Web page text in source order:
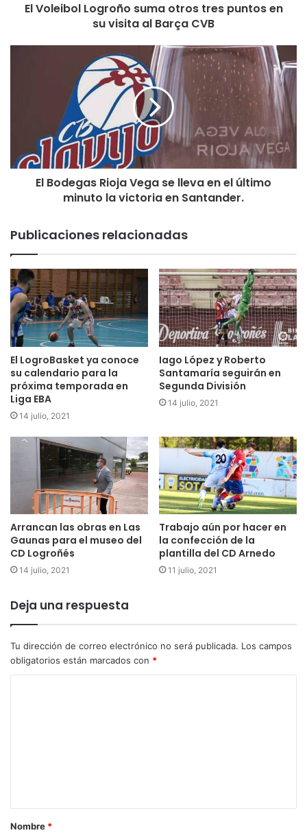
El Voleibol Logroño suma otros tres puntos en
su visita al Barça CVB
El Bodegas Rioja Vega se lleva en el último
minuto la victoria en Santander.
Publicaciones relacionadas
El LogroBasket ya conoce
su calendario para la
próxima temporada en
Liga EBA
14 julio, 2021
Iago López y Roberto
Santamaría seguirán en
Segunda División
14 julio, 2021
Arrancan las obras en Las
Gaunas para el museo del
CD Logroñés
14 julio, 2021
Trabajo aún por hacer en
la confección de la
plantilla del CD Arnedo
11 julio, 2021
Deja una respuesta
Tu dirección de correo electrónico no será publicada. Los campos
obligatorios están marcados con *
Nombre *